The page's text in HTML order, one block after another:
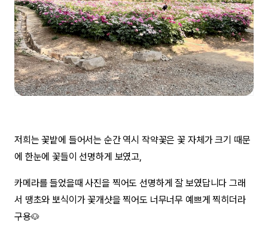
저희는 꽃밭에 들어서는 순간 역시 작약꽃은 꽃 자체가 크기 때문
에 한눈에 꽃들이 선명하게 보였고,
카메라를 들었을때 사진을 찍어도 선명하게 잘 보였답니다 그래
서 땡초와 뽀식이가 꽃개샷을 찍어도 너무너무 예쁘게 찍히더라
구용🐶